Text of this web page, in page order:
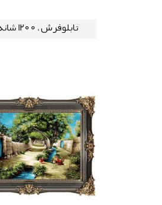
تابلوفرش ، 1200 شانه - 121-2